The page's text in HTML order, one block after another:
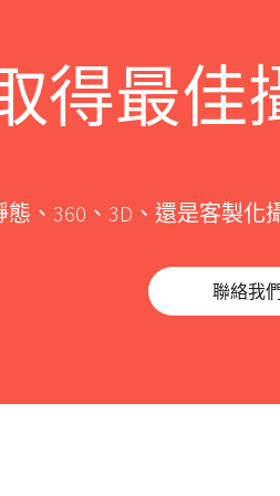
得最佳
態、360、3D、還是客製化
聯絡我們